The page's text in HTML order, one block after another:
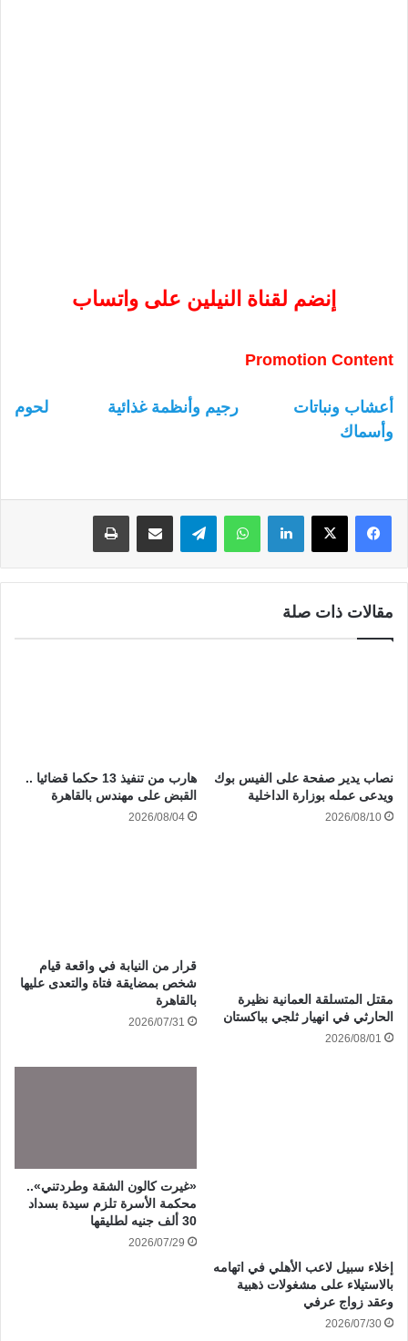
إنضم لقناة النيلين على واتساب
Promotion Content
أعشاب ونباتات رجيم وأنظمة غذائية
لحوم
وأسماك
لينكدإن واتساب
مقالات ذات صلة
نصاب يدير صفحة على الفيس بوك
ويدعى عمله بوزارة الداخلية
2026/08/10
هارب من تنفيذ 13 حكما قضائيا ..
القبض على مهندس بالقاهرة
2026/08/04
مقتل المتسلقة العمانية نظيرة
الحارثي في انهيار ثلجي بباكستان
2026/08/01
قرار من النيابة في واقعة قيام
شخص بمضايقة فتاة والتعدى عليها
بالقاهرة
2026/07/31
إخلاء سبيل لاعب الأهلي في اتهامه
بالاستيلاء على مشغولات ذهبية
وعقد زواج عرفي
2026/07/30
«غيرت كالون الشقة وطردتني»..
محكمة الأسرة تلزم سيدة بسداد
30 ألف جنيه لطليقها
2026/07/29